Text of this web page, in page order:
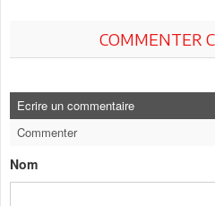
COMMENTER
Ecrire un commentaire
Commenter
Nom